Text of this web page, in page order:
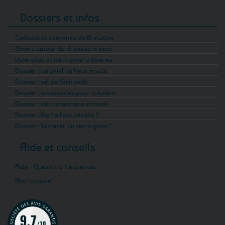
La majorité des gels douche Ma Kibell sont
Passion Marine existent en formats de 125 ou
250 ml, pratiques pour découvrir une formule
BIO ou l’emporter en déplacement. Pour les
besoins du foyer, le shampoing douche Breizh
Family offre un format pompe ultra
économique de 1 litre, utilisable sur le corps et
les cheveux.
Tempête de l’Ouest vous permet d’acheter un
parfums originaux. Chaque commande est
préparée avec soin par notre petite entreprise
Dossiers et infos
Cadeaux et souvenirs de Bretagne
Objets autour du drapeau breton
Ustensiles et déco pour crêperies
Dossier : caramel au beurre salé
Dossier : sel de Guérande
Dossier : accessoires pour crêpière
Dossier : déco marinière attitude
Dossier : Kig ha Farz, kézako ?
Dossier : Sarrasin, un sacré grain !
Aide et conseils
Aide - Questions fréquentes
Mon compte